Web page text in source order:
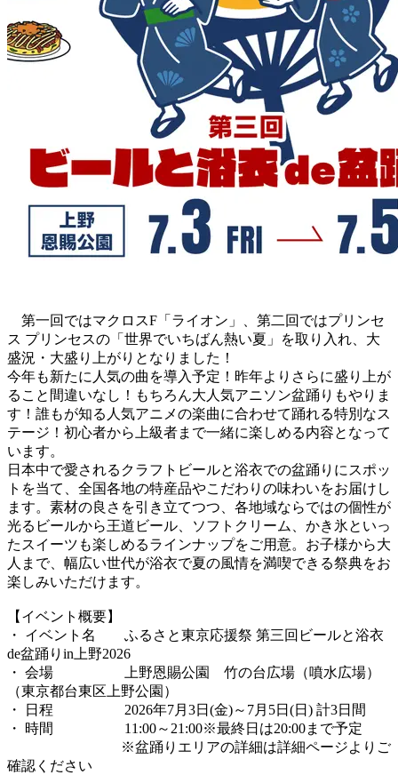
第一回ではマクロスF「ライオン」、第二回ではプリンセ
ス プリンセスの「世界でいちばん熱い夏」を取り入れ、大
盛況・大盛り上がりとなりました！
今年も新たに人気の曲を導入予定！昨年よりさらに盛り上が
ること間違いなし！もちろん大人気アニソン盆踊りもやりま
す！誰もが知る人気アニメの楽曲に合わせて踊れる特別なス
テージ！初心者から上級者まで一緒に楽しめる内容となって
います。
日本中で愛されるクラフトビールと浴衣での盆踊りにスポッ
トを当て、全国各地の特産品やこだわりの味わいをお届けし
ます。素材の良さを引き立てつつ、各地域ならではの個性が
光るビールから王道ビール、ソフトクリーム、かき氷といっ
たスイーツも楽しめるラインナップをご用意。お子様から大
人まで、幅広い世代が浴衣で夏の風情を満喫できる祭典をお
楽しみいただけます。
【イベント概要】
・ イベント名 ふるさと東京応援祭 第三回ビールと浴衣
de盆踊りin上野2026
・ 会場 上野恩賜公園 竹の台広場（噴水広場）
（東京都台東区上野公園）
・ 日程 2026年7月3日(金)～7月5日(日) 計3日間
・ 時間 11:00～21:00※最終日は20:00まで予定
※盆踊りエリアの詳細は詳細ページよりご
確認ください